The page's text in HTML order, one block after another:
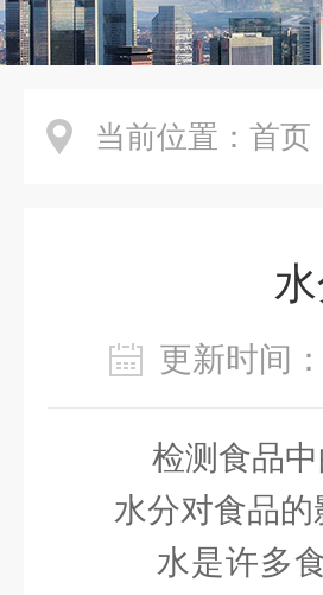
当前位置： 首页
更新时
检测食品中
水分对食品的
水是许多食